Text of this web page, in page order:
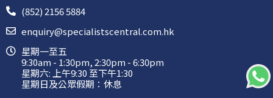
(852) 2156 5884
enquiry@specialistscentral.com.hk
星期一至五
9:30am - 1:30pm, 2:30pm - 6:30pm
星期六: 上午9:30 至下午1:30
星期日及公眾假期：休息